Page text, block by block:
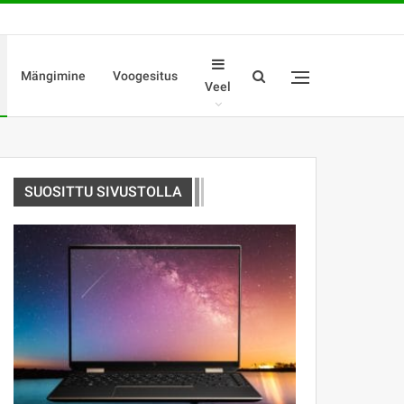
Mängimine Voogesitus
Veel
SUOSITTU SIVUSTOLLA